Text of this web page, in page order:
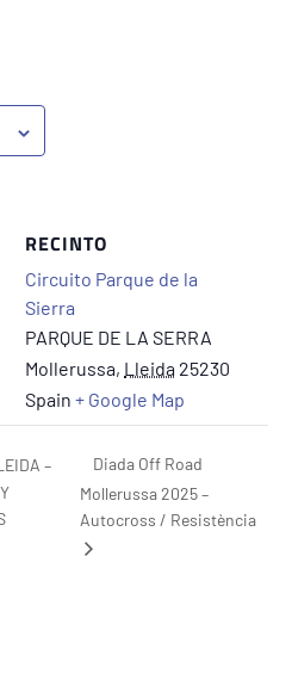
RECINTO
Circuito Parque de la
Sierra
PARQUE DE LA SERRA
Mollerussa, Lleida 25230
Spain + Google Map
–
Diada Off Road
Mollerussa 2025 –
Autocross / Resistència